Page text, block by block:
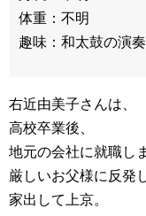
体重：不明
趣味：和太鼓の演奏
右近由美子さんは、
高校卒業後、
地元の会社に就職し
厳しいお父様に反発
家出して上京。